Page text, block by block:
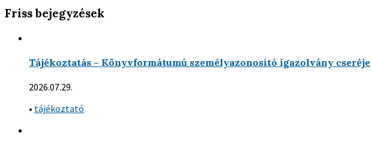
Friss bejegyzések
Tájékoztatás – Könyvformátumú személyazonosító igazolvány cseréje
2026.07.29.
• tájékoztató